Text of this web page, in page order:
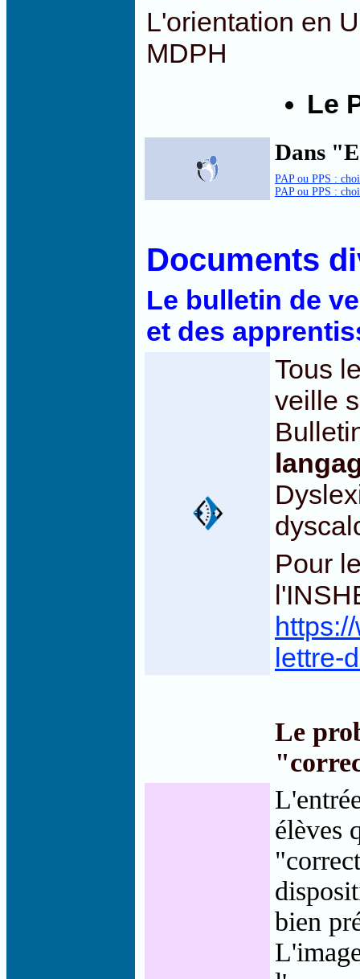
L'orientation en
MDPH
Le
Dans
PAP ou PPS :
PAP ou PPS :
Documents
Le bulletin de
et des
Tous
veille
Pour
lettre-
Le
élèves
bien